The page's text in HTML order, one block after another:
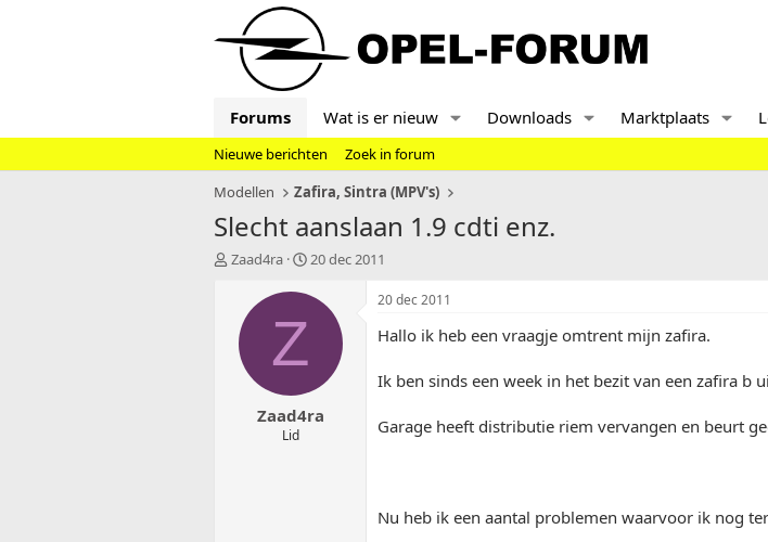
Forums Wat is er nieuw Downloads Marktplaats
Nieuwe berichten
Zoek in forum
Modellen
Zafira, Sintra (MPV's)
Slecht aanslaan 1.9 cdti enz.
T
Zaad4ra
S
a
t
u
20 dec 2011
Z
Zaad4ra
Lid
20 dec 2011
Hallo ik heb een vraagje omtrent mijn zafira.
Ik ben sinds een week in het bezit van een zafira
Garage heeft distributie riem vervangen en beurt
Nu heb ik een aantal problemen waarvoor ik nog